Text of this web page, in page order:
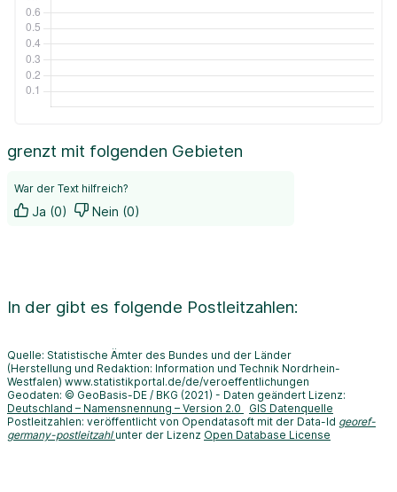
grenzt mit folgenden Gebieten
War der Text hilfreich?
Ja (0) Nein (0)
In der gibt es folgende Postleitzahlen:
Quelle: Statistische Ämter des Bundes und der Länder
(Herstellung und Redaktion: Information und Technik Nordrhein-
Westfalen) www.statistikportal.de/de/veroeffentlichungen
Geodaten: © GeoBasis-DE / BKG (2021) - Daten geändert Lizenz:
Deutschland – Namensnennung – Version 2.0
GIS Datenquelle
Postleitzahlen: veröffentlicht von Opendatasoft mit der Data-Id georef-
germany-postleitzahl unter der Lizenz Open Database License